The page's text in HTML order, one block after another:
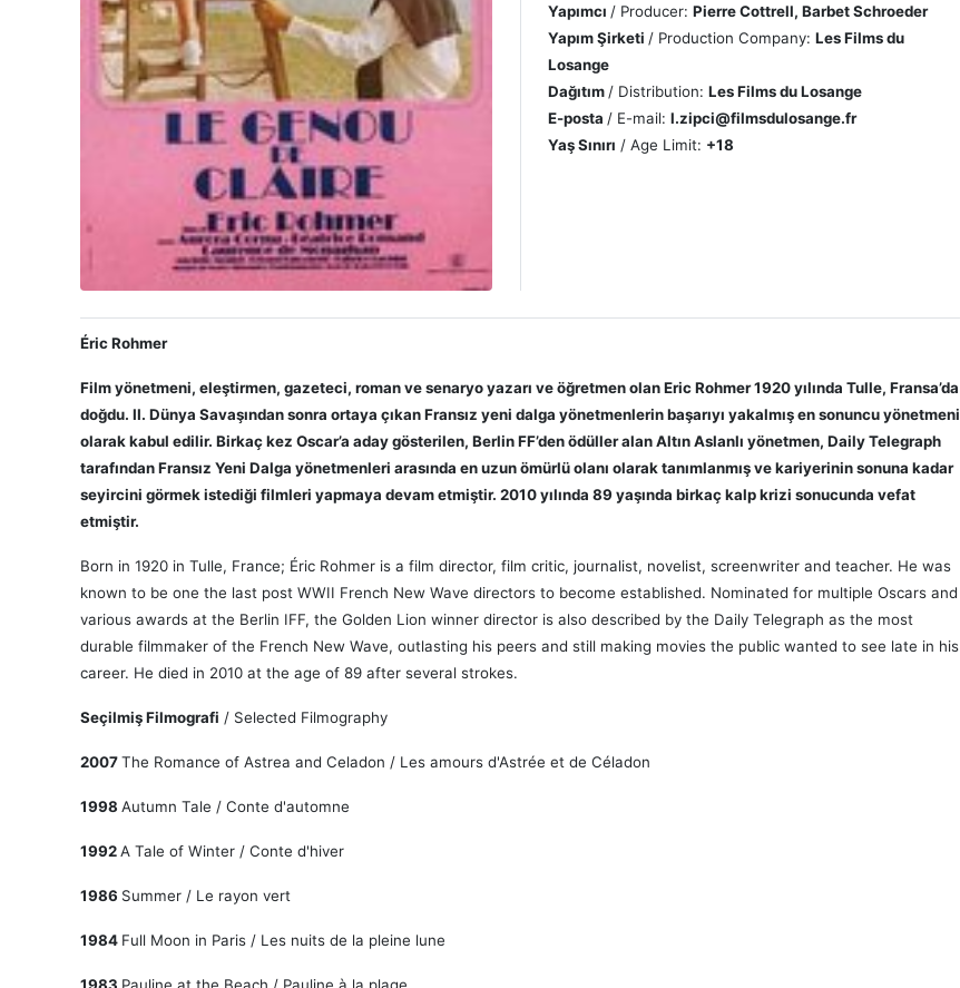
Yapımcı / Producer: Pierre Cottrell, Barbet Schroeder
YapımŞirketi / Production Company: Les Films du
Losange
Dağıtım / Distribution: Les Films du Losange
E-posta / E-mail: l.zipci@filmsdulosange.fr
YaşSınırı / Age Limit: +18
Éric Rohmer
Film yönetmeni, eleştirmen, gazeteci, roman ve senaryo yazarı ve öğretmen olan Eric Rohmer 1920 yılında Tulle, Fransa’da
doğdu. II. Dünya Savaşından sonra ortaya çıkan Fransız yeni dalga yönetmenlerin başarıyı yakalmış en sonuncu yönetmeni
olarak kabul edilir. Birkaç kez Oscar’a aday gösterilen, Berlin FF’den ödüller alan Altın Aslanlı yönetmen, Daily Telegraph
tarafından Fransız Yeni Dalga yönetmenleri arasında en uzun ömürlü olanı olarak tanımlanmış ve kariyerinin sonuna kadar
seyircini görmek istediği filmleri yapmaya devam etmiştir. 2010 yılında 89 yaşında birkaç kalp krizi sonucunda vefat
etmiştir.
Born in 1920 in Tulle, France; Éric Rohmer is a film director, film critic, journalist, novelist, screenwriter and teacher. He was
known to be one the last post WWII French New Wave directors to become established. Nominated for multiple Oscars and
various awards at the Berlin IFF, the Golden Lion winner director is also described by the Daily Telegraph as the most
durable filmmaker of the French New Wave, outlasting his peers and still making movies the public wanted to see late in his
career. He died in 2010 at the age of 89 after several strokes.
Seçilmiş Filmografi / Selected Filmography
2007The Romance of Astrea and Celadon / Les amours d'Astrée et de Céladon
1998 Autumn Tale / Conte d'automne
1992A Tale of Winter / Conte d'hiver
1986 Summer / Le rayon vert
1984 Full Moon in Paris / Les nuits de la pleine lune
1983 Pauline at the Beach / Pauline à la plage